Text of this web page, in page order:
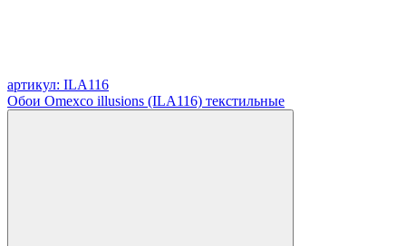
артикул: ILA116
Обои Omexco illusions (ILA116) текстильные